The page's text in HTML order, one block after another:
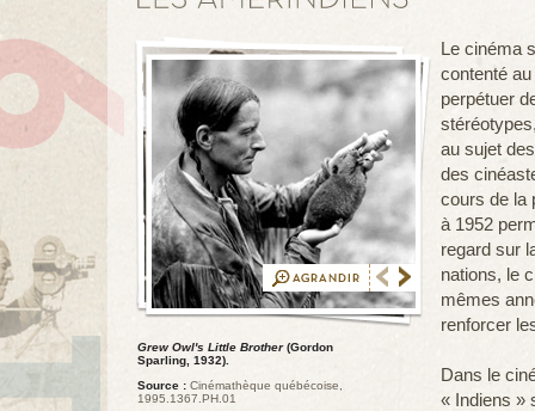
Grew Owl's Little Brother(Gordon
Sparling, 1932).
Source : Cinémathèque québécoise,
1995.1367.PH.01
Le cinéma
contenté au
perpétuer
au sujet
des
cours de la
à 1952
regard sur
nations, le
mêmes
renforcer
Dans le
« Indiens »